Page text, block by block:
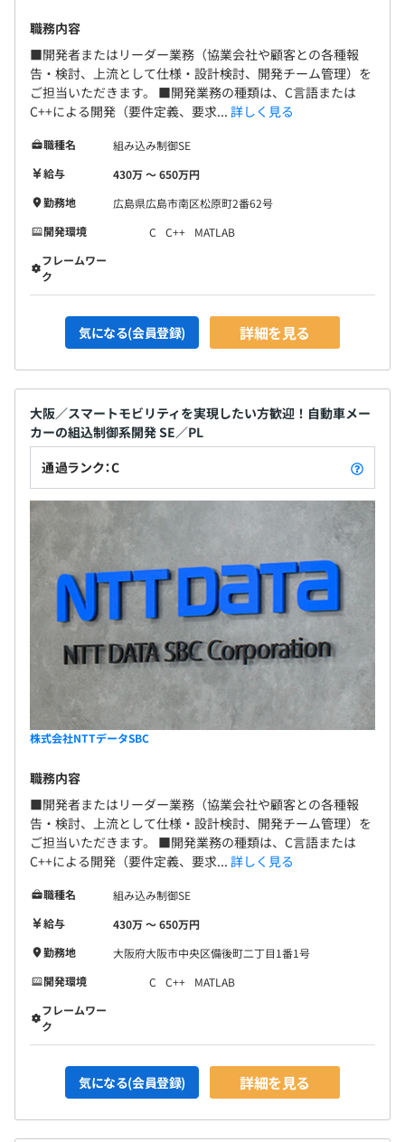
職務内容
■開発者またはリーダー業務（協業会社や顧客との各種報
告・検討、上流として仕様・設計検討、開発チーム管理）を
ご担当いただきます。 ■開発業務の種類は、C言語または
C++による開発（要件定義、要求... 詳しく見る
職種名
組み込み制御SE
給与
430万 〜 650万円
勤務地
広島県広島市南区松原町2番62号
開発環境
C C++
MATLAB
フレームワー
ク
気になる(会員登録) 詳細を見る
大阪／スマートモビリティを実現したい方歓迎！自動車メー
カーの組込制御系開発 SE／PL
通過ランク：C
株式会社NTTデータSBC
職務内容
■開発者またはリーダー業務（協業会社や顧客との各種報
告・検討、上流として仕様・設計検討、開発チーム管理）を
ご担当いただきます。 ■開発業務の種類は、C言語または
C++による開発（要件定義、要求... 詳しく見る
職種名
組み込み制御SE
給与
430万 〜 650万円
勤務地
大阪府大阪市中央区備後町二丁目1番1号
開発環境
C C++
MATLAB
フレームワー
ク
気になる(会員登録) 詳細を見る